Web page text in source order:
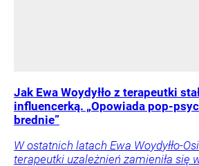
Jak Ewa Woydyłło z terapeutki
influencerką. „Opowiada pop-
brednie”
W ostatnich latach Ewa Woydyłło-
terapeutki uzależnień zamieniła się